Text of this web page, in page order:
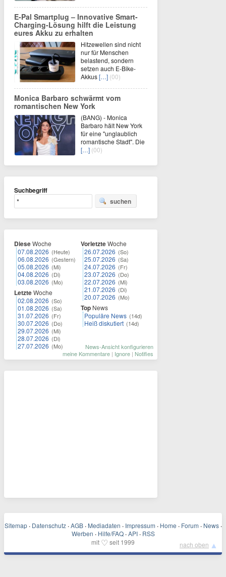
E-Pal Smartplug – Innovative Smart-
Charging-Lösung hilft die Leistung
eures Akku zu erhalten
Hitzewellen sind nicht
nur für Menschen
belastend, sondern
setzen auch E-Bike-
Akkus[…] (00)
Monica Barbaro schwärmt vom
romantischen New York
(BANG) - Monica
Barbaro hält New York
für eine "unglaublich
romantische Stadt". Die
[…] (00)
Suchbegriff
suchen
DieseWoche
07.08.2026 (Heute)
06.08.2026 (Gestern)
05.08.2026 (Mi)
04.08.2026 (Di)
03.08.2026 (Mo)
LetzteWoche
02.08.2026 (So)
01.08.2026 (Sa)
31.07.2026 (Fr)
30.07.2026 (Do)
29.07.2026 (Mi)
28.07.2026 (Di)
27.07.2026 (Mo)
VorletzteWoche
26.07.2026 (So)
25.07.2026 (Sa)
24.07.2026 (Fr)
23.07.2026 (Do)
22.07.2026 (Mi)
21.07.2026 (Di)
20.07.2026 (Mo)
Top News
Populäre News (14d)
Heiß diskutiert (14d)
News-Ansicht konfigurieren
meine Kommentare | Ignore | Notifies
Sitemap · Datenschutz · AGB · Mediadaten · Impressum · Home · Forum · News ·
Werben · Hilfe/FAQ · API · RSS
mit ♡ seit 1999 nach oben ▲